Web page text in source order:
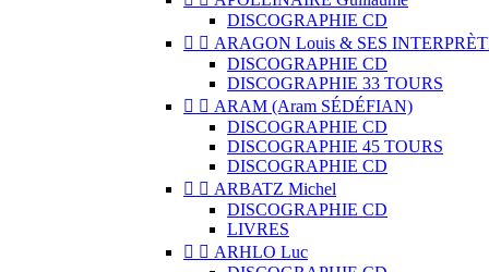
DISCOGRAPHIE CD
  ARAGON Louis & SES
DISCOGRAPHIE CD
DISCOGRAPHIE 33 TOURS
  ARAM (Aram SÉDÉFIAN)
DISCOGRAPHIE CD
DISCOGRAPHIE 45 TOURS
DISCOGRAPHIE CD
  ARBATZ Michel
DISCOGRAPHIE CD
LIVRES
  ARHLO Luc